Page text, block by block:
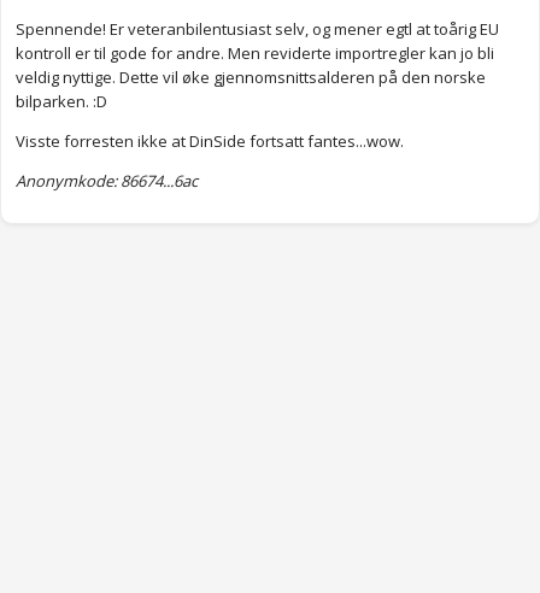
Spennende! Er veteranbilentusiast selv, og mener egtl at toårig EU
kontroll er til gode for andre. Men reviderte importregler kan jo bli
veldig nyttige. Dette vil øke gjennomsnittsalderen på den norske
bilparken. :D
Visste forresten ikke at DinSide fortsatt fantes...wow.
Anonymkode: 86674...6ac